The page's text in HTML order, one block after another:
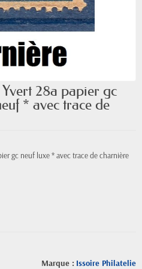
28a papier gc
* avec trace de
gc neuf luxe * avec trace de charnière
Marque : Issoire Philatelie